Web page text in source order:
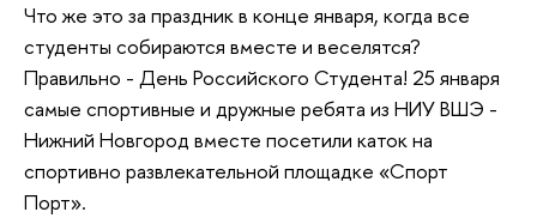
Что же это за праздник в конце января, когда все
студенты собираются вместе и веселятся?
Правильно - День Российского Студента! 25 января
самые спортивные и дружные ребята из НИУ ВШЭ -
Нижний Новгород вместе посетили каток на
спортивно развлекательной площадке «Спорт
Порт».